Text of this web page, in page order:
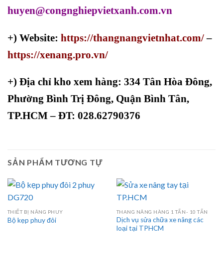
huyen@congnghiepvietxanh.com.vn
+) Website: https://thangnangvietnhat.com/–
https://xenang.pro.vn/
+) Địa chỉ kho xem hàng: 334 Tân Hòa Đông,
Phường Bình Trị Đông, Quận Bình Tân,
TP.HCM – ĐT: 028.62790376
SẢN PHẨM TƯƠNG TỰ
THIẾT BỊ NÂNG PHUY
Bộ kẹp phuy đôi
THANG NÂNG HÀNG 1 TẤN- 10 TẤN
Dịch vụ sửa chữa xe nâng các
loại tại TPHCM